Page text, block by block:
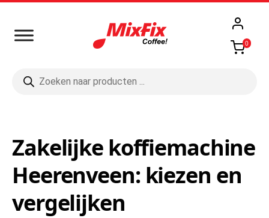
0
zoeken
Zakelijke koffiemachine
Heerenveen: kiezen en
vergelijken